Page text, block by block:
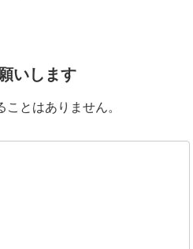
いします
ことはありません。